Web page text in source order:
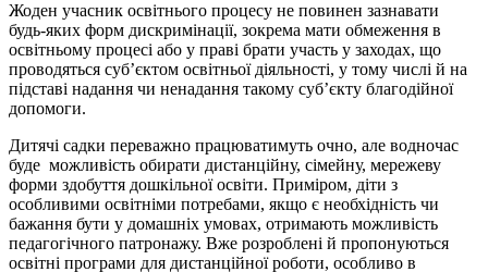
Жоден учасник освітнього процесу не повинен зазнавати
будь-яких форм дискримінації, зокрема мати обмеження в
освітньому процесі або у праві брати участь у заходах, що
проводяться суб’єктом освітньої діяльності, у тому числі й на
підставі надання чи ненадання такому суб’єкту благодійної
допомоги.
Дитячі садки переважно працюватимуть очно, але водночас
буде можливість обирати дистанційну, сімейну, мережеву
форми здобуття дошкільної освіти. Приміром, діти з
особливими освітніми потребами, якщо є необхідність чи
бажання бути у домашніх умовах, отримають можливість
педагогічного патронажу. Вже розроблені й пропонуються
освітні програми для дистанційної роботи, особливо в